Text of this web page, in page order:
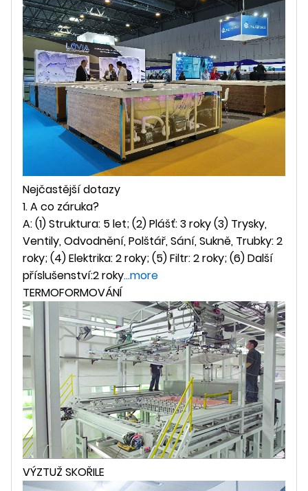
Nejčastější dotazy
1. A co záruka?
A: (1) Struktura: 5 let; (2) Plášť: 3 roky (3) Trysky,
Ventily, Odvodnění, Polštář, Sání, Sukně, Trubky: 2
roky; (4) Elektrika: 2 roky; (5) Filtr: 2 roky; (6) Další
příslušenství:2 roky...more
TERMOFORMOVÁNÍ
VÝZTUŽ SKOŘILE